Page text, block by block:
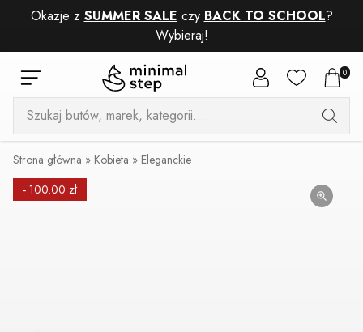
Okazje z SUMMER SALE czy BACK TO SCHOOL?
Wybieraj!
0
Wyszukiwarka
produktów
Strona główna » Kobieta » Eleganckie
- 100.00 zł